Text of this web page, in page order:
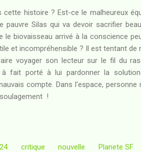
histoire ? Est-ce le malheureux
pauvre Silas qui va devoir sacrifier
le biovaisseau arrivé à la conscience
et incompréhensible ? Il est tentant de
voyager son lecteur sur le fil du
fait porté à lui pardonner la solution
compte. Dans l'espace,
!
critique nouvelle Planete SF